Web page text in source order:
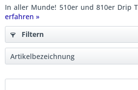
In aller Munde! 510er und 810er Drip
erfahren »
Filtern